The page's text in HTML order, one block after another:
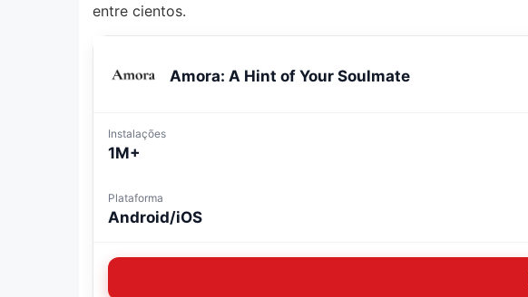
entre cientos.
Amora: A Hint of Your Soulmate
Instalações
1M+
Plataforma
Android/iOS